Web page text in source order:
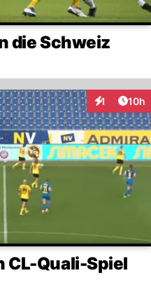
die Schweiz
1 10h
CL-Quali-Spiel